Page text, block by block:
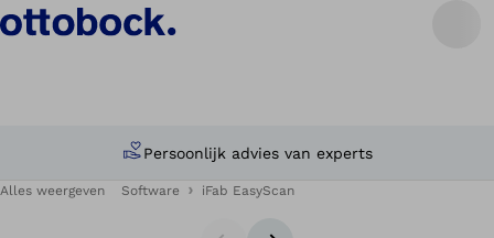
Persoonlijk advies van experts
Alles weergeven Software iFab EasyScan